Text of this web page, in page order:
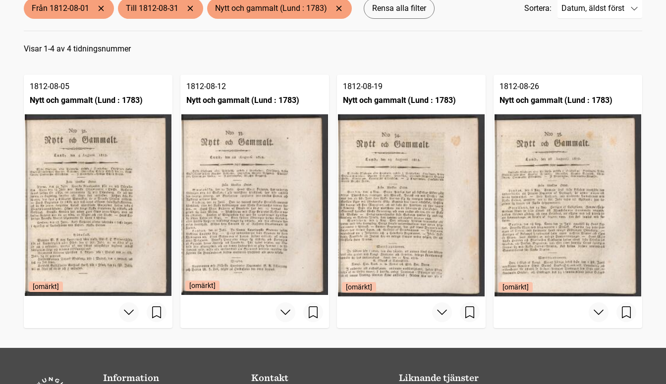
Från 1812-08-01 Till 1812-08-31 Nytt och gammalt (Lund : 1783) Rensa alla filter Sortera:
Sökresultat
Visar 1-4 av 4 tidningsnummer
1812-08-05
Nytt och gammalt (Lund : 1783)
[omärkt]
1812-08-12
Nytt och gammalt (Lund : 1783)
[omärkt]
1812-08-19
Nytt och gammalt (Lund : 1783)
[omärkt]
1812-08-26
Nytt och gammalt (Lund : 1783)
[omärkt]
Information Kontakt Liknande tjänster